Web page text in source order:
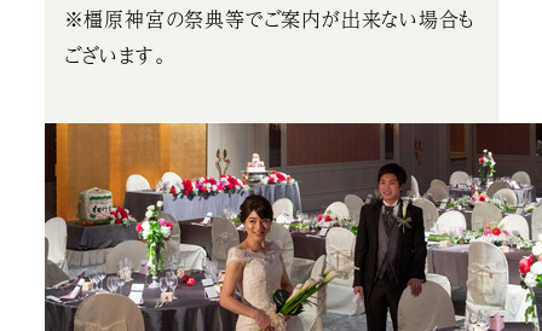
※橿原神宮の祭典等でご案内が出来ない場合も
ございます。